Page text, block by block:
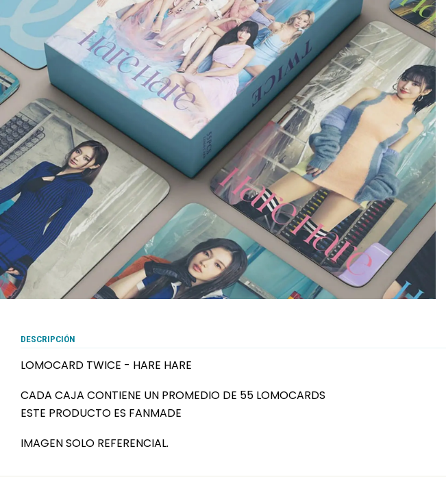
DESCRIPCIÓN
LOMOCARD TWICE - HARE HARE
CADA CAJA CONTIENE UN PROMEDIO DE 55 LOMOCARDS
ESTE PRODUCTO ES FANMADE
IMAGEN SOLO REFERENCIAL.